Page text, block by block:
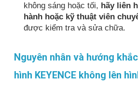
không sáng hoặc tối, hãy liên
hành hoặc kỹ thuật viên
được kiểm tra và sửa chữa.
Nguyên nhân và hướng
hình KEYENCE không lên